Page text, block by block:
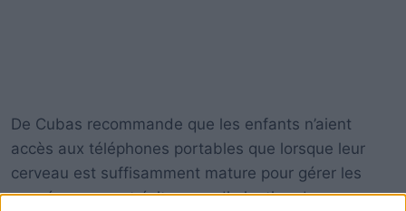
De Cubas recommande que les enfants n’aient
accès aux téléphones portables que lorsque leur
cerveau est suffisamment mature pour gérer les
conséquences et éviter une diminution des